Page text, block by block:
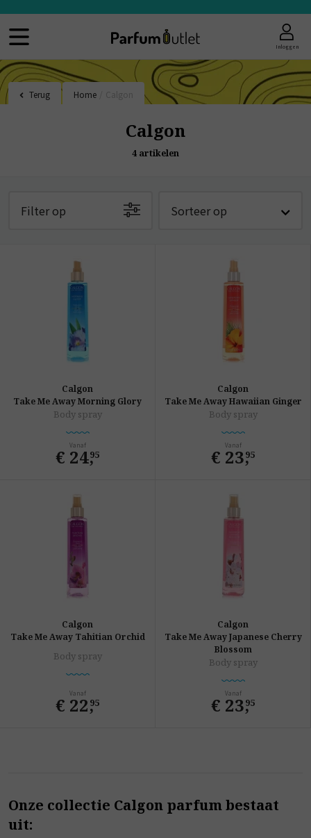
Inloggen
Terug Home
Calgon
4 artikelen
Filter op Sorteer op
Calgon
Take Me Away Morning Glory
Body spray
Vanaf
€ 24,
95
Calgon
Take Me Away Hawaiian Ginger
Body spray
Vanaf
€ 23,
95
Calgon
Take Me Away Tahitian Orchid
Body spray
Vanaf
€ 22,
95
Calgon
Take Me Away Japanese Cherry
Blossom
Body spray
Vanaf
€ 23,
95
Onze collectie Calgon parfum bestaat
uit: